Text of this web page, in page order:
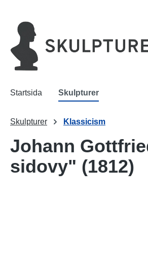
Startsida Skulpturer
Skulpturer Klassicism
Johann
sidovy" (1812)